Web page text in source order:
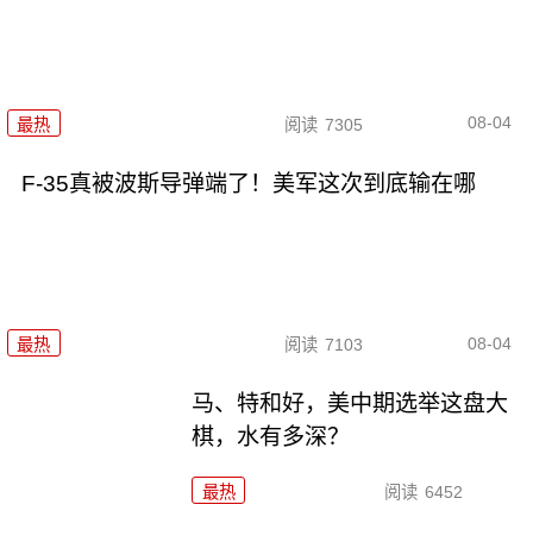
最热 阅读 7305 08-04
F-35真被波斯导弹端了！美军这次到底输在哪
最热 阅读 7103 08-04
马、特和好，美中期选举这盘大
棋，水有多深？
最热 阅读 6452